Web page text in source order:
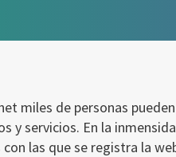
miles de personas
y servicios. En la
con las que se registra la